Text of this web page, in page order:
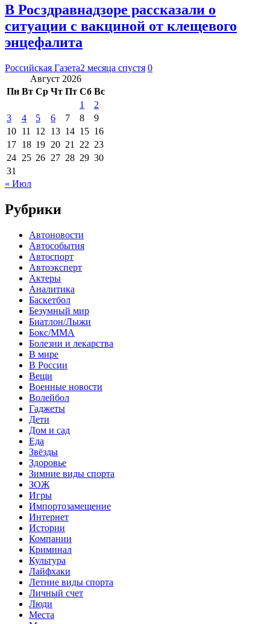
В Росздравнадзоре рассказали о
ситуации с вакциной от клещевого
энцефалита
Российская Газета2 месяца спустя 0
Август 2026
Пн Вт Ср Чт Пт Сб Вс
1
2
3
4 5 6 7 8
9
10 11 12 13 14 15 16
17 18 19 20 21 22 23
24 25 26 27 28 29 30
31
« Июл
Рубрики
Автоновости
Автособытия
Автоспорт
Автоэксперт
Актеры
Аналитика
Баскетбол
Безумный мир
Биатлон/Лыжи
Бокс/MMA
Болезни и лекарства
В мире
В России
Вещи
Военные новости
Волейбол
Гаджеты
Дети
Дом и сад
Еда
Звёзды
Здоровье
Зимние виды спорта
ЗОЖ
Игры
Импортозамещение
Интернет
Истории
Компании
Криминал
Культура
Лайфхаки
Летние виды спорта
Личный счет
Люди
Места